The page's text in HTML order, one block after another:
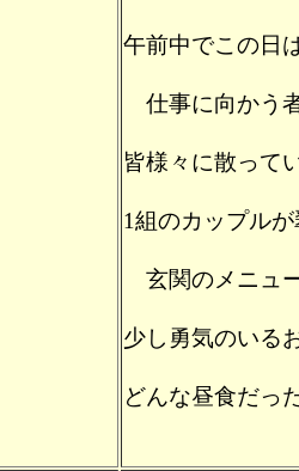
午前中でこの日
仕事に向かう
皆様々に散って
1組のカップル
玄関のメニュ
少し勇気のいる
どんな昼食だっ